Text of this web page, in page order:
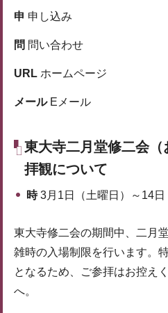
申 申し込み
問 問い合わせ
URL ホームページ
メールEメール
東大寺二月堂修二会
拝観について
時3月1日（土曜日）～14日
東大寺修二会の期間中、二月
雑時の入場制限を行います。
となるため、ご参拝はお控え
へ。